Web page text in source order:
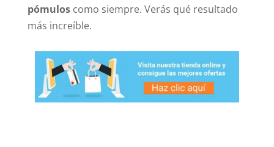
pómuloscomo siempre. Verás qué resultado
más increíble.